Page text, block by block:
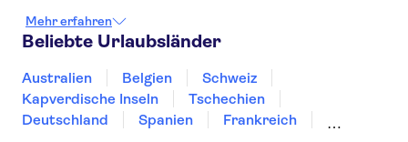
Royal Palace of Amsterdam
Rijksmuseum
Slagharen
De Wallen
Cube Houses
Mehr erfahren
Beliebte Urlaubsländer
Australien Belgien
Schweiz
Kapverdische Inseln
Tschechien
Deutschland
Spanien
Frankreich